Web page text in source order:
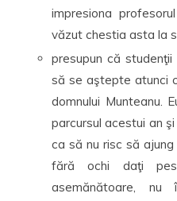
impresiona
văzut chestia asta la
presupun că
să se aştepte atunci
domnului Munteanu.
parcursul acestui an
ca să nu risc să
fără ochi daţi
asemănătoare, nu